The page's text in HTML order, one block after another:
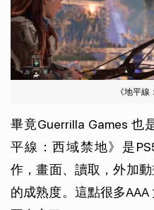
《地平線
畢竟Guerrilla Games
平線：西域禁地》是
作，畫面、讀取，外加
的成熟度。這點很多